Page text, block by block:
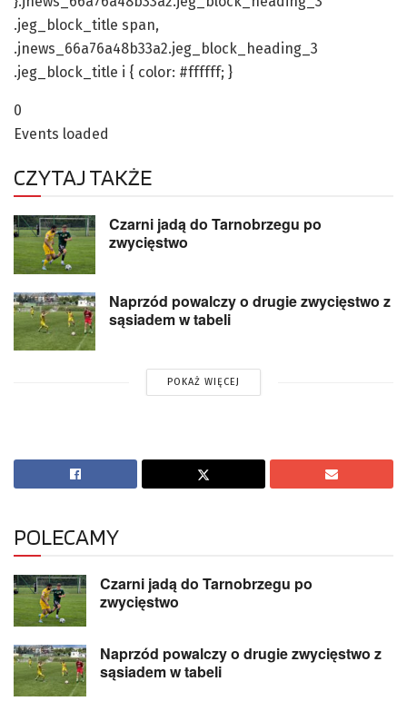
.jeg_block_title span,
.jnews_66a76a48b33a2.jeg_block_heading_3
.jeg_block_title i { color: #ffffff; }
0
Events loaded
CZYTAJ TAKŻE
Czarni jadą do Tarnobrzegu po
zwycięstwo
Naprzód powalczy o drugie zwycięstwo z
sąsiadem w tabeli
POKAŻ WIĘCEJ
POLECAMY
Czarni jadą do Tarnobrzegu po
zwycięstwo
Naprzód powalczy o drugie zwycięstwo z
sąsiadem w tabeli